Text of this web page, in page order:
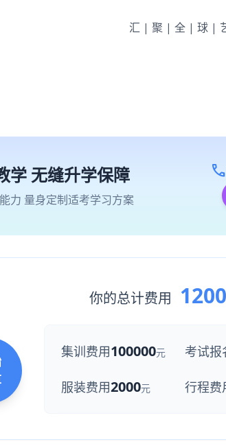
汇|聚|全|球|
学 无缝升学保障
力 量身定制适考学习方案
call
你的总计费用
集训费用100000元 考试报
服装费用2000元 行程费